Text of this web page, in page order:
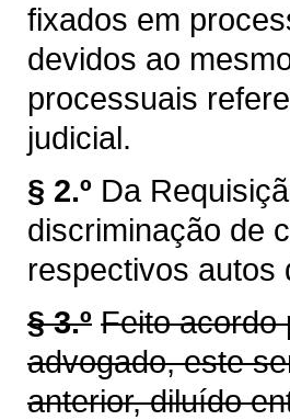
fixados em
devidos ao
processuais
judicial.
§ 2.º Da
discriminação de
respectivos autos
§ 3.º Feito acordo
advogado, este
anterior, diluído